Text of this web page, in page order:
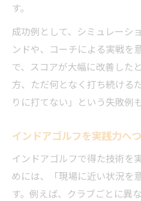
す。
成功例として、シミュレーシ
ンドや、コーチによる実戦を
で、スコアが大幅に改善した
方、ただ何となく打ち続ける
りに打てない」という失敗例
インドアゴルフを実践力へ
インドアゴルフで得た技術を
めには、「現場に近い状況を
す。例えば、クラブごとに異